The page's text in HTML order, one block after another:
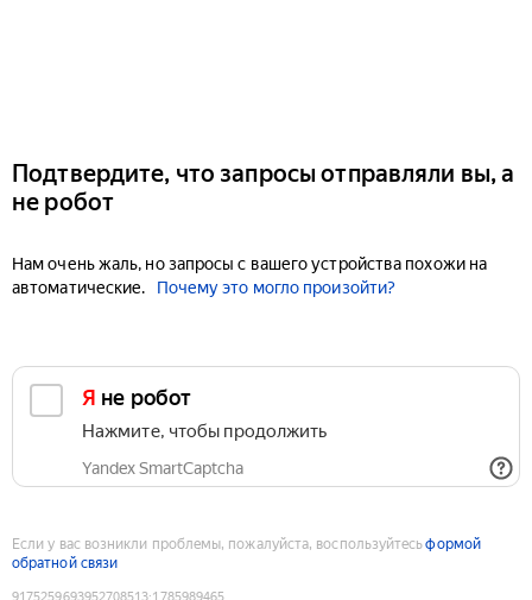
Подтвердите, что запросы отправляли вы, а
не робот
Нам очень жаль, но запросы с вашего устройства похожи на
автоматические.
Почему это могло произойти?
Я не робот
Нажмите, чтобы продолжить
Yandex SmartCaptcha
Если у вас возникли проблемы, пожалуйста, воспользуйтесьформой
обратной связи
9175259693952708513:1785989465